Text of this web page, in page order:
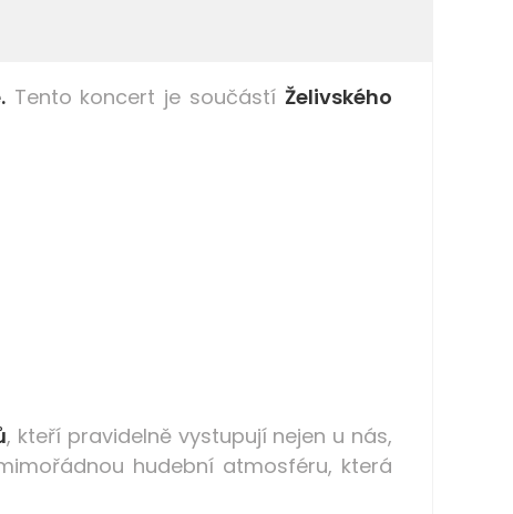
Tento koncert je součástí Želivského
, kteří pravidelně vystupují nejen u nás,
hudební atmosféru, která